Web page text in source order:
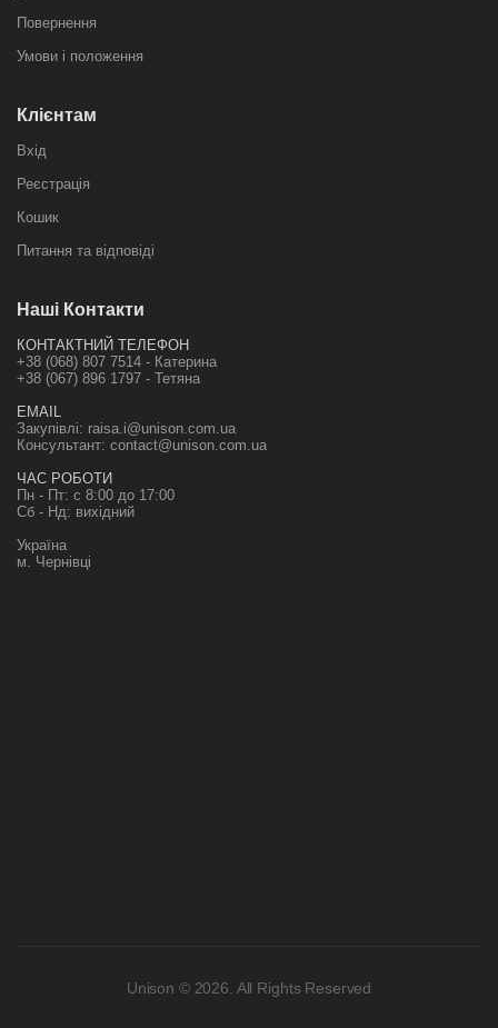
Повернення
Умови і положення
Клієнтам
Вхід
Реєстрація
Кошик
Питання та відповіді
Наші Контакти
КОНТАКТНИЙ ТЕЛЕФОН
+38 (068) 807 7514 - Катерина
+38 (067) 896 1797 - Тетяна
EMAIL
Закупівлі: raisa.i@unison.com.ua
Консультант: contact@unison.com.ua
ЧАС РОБОТИ
Пн - Пт: с 8:00 до 17:00
Сб - Нд: вихідний
Україна
м. Чернівці
Unison © 2026. All Rights Reserved